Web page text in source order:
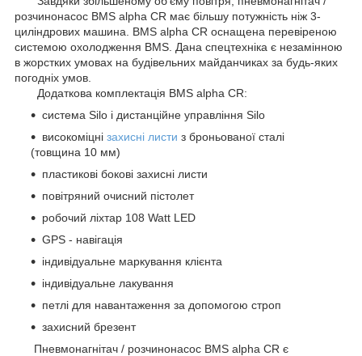
розчинонасос BMS alpha CR має більшу потужність ніж 3-
циліндрових машина. BMS alpha CR оснащена перевіреною
системою охолодження BMS. Дана спецтехніка є незамінною
в жорстких умовах на будівельних майданчиках за будь-яких
погодніх умов.
Додаткова комплектація BMS alpha CR:
система Silo і дистанційне управління Silo
високоміцні захисні листи з броньованої сталі
(товщина 10 мм)
пластикові бокові захисні листи
повітряний очисний пістолет
робочий ліхтар 108 Watt LED
GPS - навігація
індивідуальне маркування клієнта
індивідуальне лакування
петлі для навантаження за допомогою строп
захисний брезент
Пневмонагнітач / розчинонасос BMS alpha CR є